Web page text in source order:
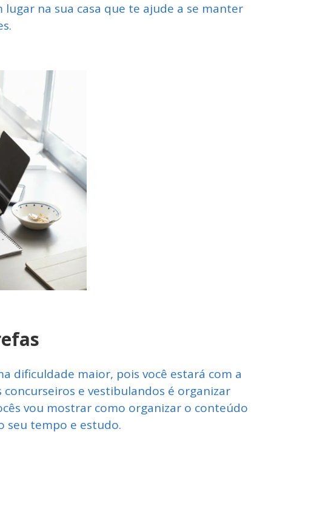
na sua casa que te ajude a se manter
dificuldade maior, pois você estará com a
e vestibulandos é organizar
vou mostrar como organizar o conteúdo
seu tempo e estudo.